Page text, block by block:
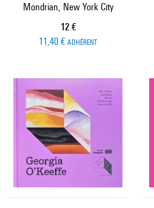
Mondrian, New York City
Prix ​​actuel
12 €
11,40 € ADHÉRENT